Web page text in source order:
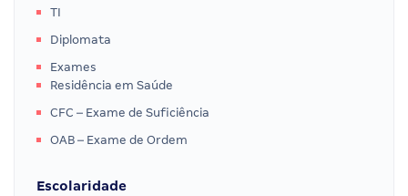
TI
Diplomata
Exames
Residência em Saúde
CFC – Exame de Suficiência
OAB – Exame de Ordem
Escolaridade